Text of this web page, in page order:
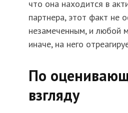
что она находится в
партнера, этот факт не
незамеченным, и любой
иначе, на него
По
взгляду